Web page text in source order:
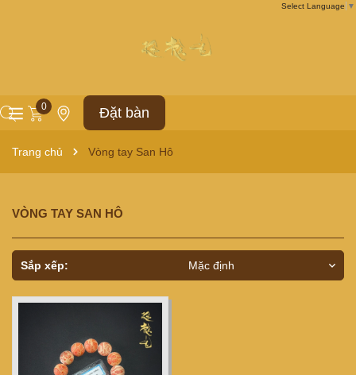
0 Đặt bàn
Select Language ▼
Trang chủ Vòng tay San Hô
VÒNG TAY SAN HÔ
Sắp xếp: Mặc định